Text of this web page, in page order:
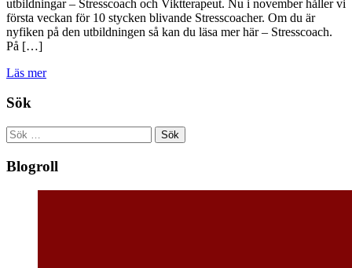
utbildningar – Stresscoach och Viktterapeut. Nu i november håller vi
första veckan för 10 stycken blivande Stresscoacher. Om du är
nyfiken på den utbildningen så kan du läsa mer här – Stresscoach.
På […]
Läs mer
Sök
Sök
efter:
Blogroll